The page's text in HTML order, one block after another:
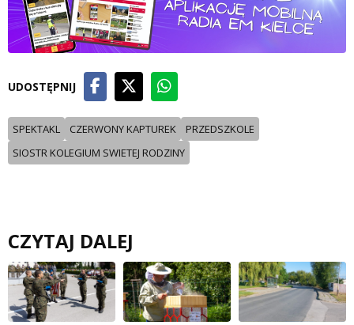
UDOSTĘPNIJ
SPEKTAKL CZERWONY KAPTUREK
PRZEDSZKOLE
SIOSTR KOLEGIUM SWIETEJ RODZINY
CZYTAJ DALEJ